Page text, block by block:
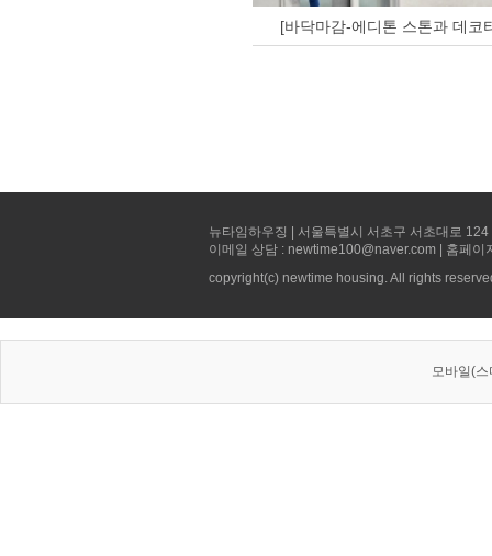
[바닥마감-에디톤 스톤과 데코
뉴타임하우징 | 서울특별시 서초구 서초대로
이메일 상담 : newtime100@naver.com | 홈페
copyright(c) newtime housing. All rights
모바일(